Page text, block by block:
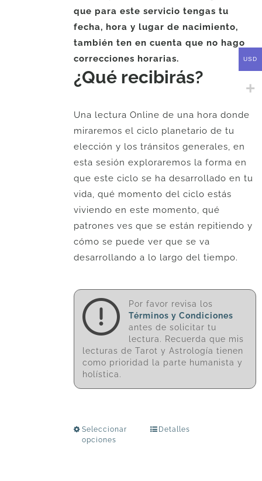
que para este servicio tengas tu
fecha, hora y lugar de nacimiento,
también ten en cuenta que no hago
correcciones horarias.
¿Qué recibirás?
Una lectura Online de una hora donde
miraremos el ciclo planetario de tu
elección y los tránsitos generales, en
esta sesión exploraremos la forma en
que este ciclo se ha desarrollado en tu
vida, qué momento del ciclo estás
viviendo en este momento, qué
patrones ves que se están repitiendo y
cómo se puede ver que se va
desarrollando a lo largo del tiempo.
Por favor revisa los
Términos y Condiciones
antes de solicitar tu
lectura. Recuerda que mis
lecturas de Tarot y Astrología tienen
como prioridad la parte humanista y
holística.
Seleccionar
opciones
EsteDetalles
USD